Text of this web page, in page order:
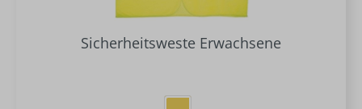
Sicherheitsweste Erwachsene